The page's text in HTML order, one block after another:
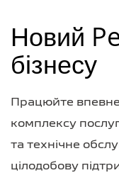
Новий
бізнесу
Працюйте
комплексу
та технічне
цілодобову